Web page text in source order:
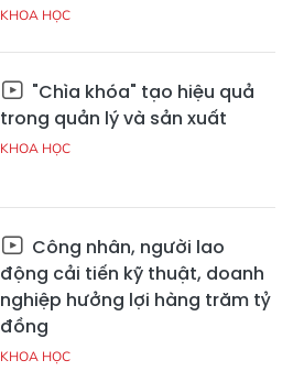
KHOA HỌC
"Chìa khóa" tạo hiệu quả
trong quản lý và sản xuất
KHOA HỌC
Công nhân, người lao
động cải tiến kỹ thuật, doanh
nghiệp hưởng lợi hàng trăm tỷ
đồng
KHOA HỌC